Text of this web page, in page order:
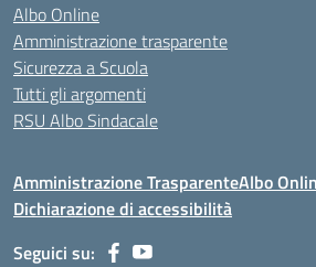
Albo Online
Amministrazione trasparente
Sicurezza a Scuola
Tutti gli argomenti
RSU Albo Sindacale
Amministrazione TrasparenteAlbo
Dichiarazione di accessibilità
Seguici su: